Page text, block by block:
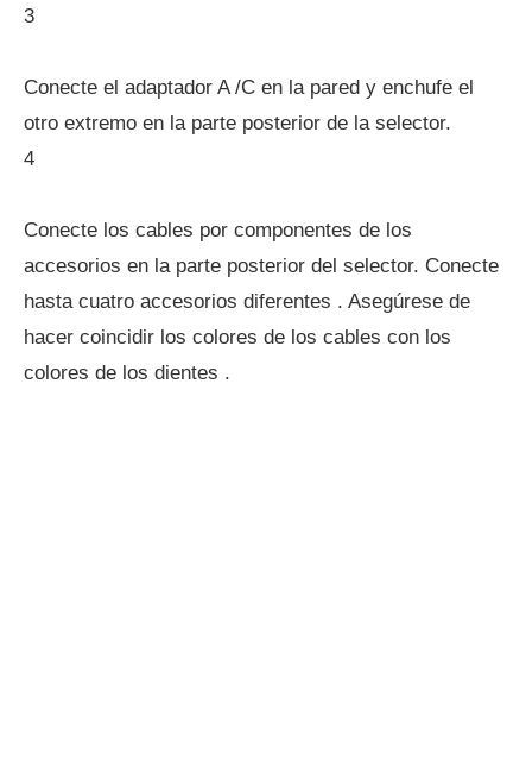
3
Conecte el adaptador A /C en la pared y enchufe el
otro extremo en la parte posterior de la selector.
4
Conecte los cables por componentes de los
accesorios en la parte posterior del selector. Conecte
hasta cuatro accesorios diferentes . Asegúrese de
hacer coincidir los colores de los cables con los
colores de los dientes .